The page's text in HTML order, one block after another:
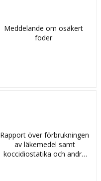
Meddelande om osäkert
foder
Rapport över förbrukningen
av läkemedel samt
koccidiostatika och andra